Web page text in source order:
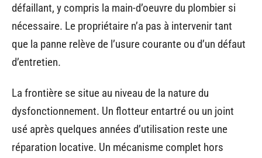
défaillant, y compris la main-d’oeuvre du plombier si
nécessaire. Le propriétaire n’a pas à intervenir tant
que la panne relève de l’usure courante ou d’un défaut
d’entretien.
La frontière se situe au niveau de la nature du
dysfonctionnement. Un flotteur entartré ou un joint
usé après quelques années d’utilisation reste une
réparation locative. Un mécanisme complet hors